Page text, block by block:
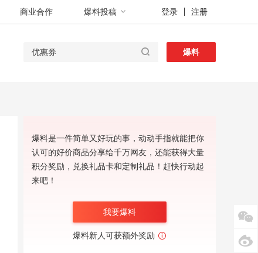
商业合作 爆料投稿 登录 注册
爆料
爆料是一件简单又好玩的事，动动手指就能把你
认可的好价商品分享给千万网友，还能获得大量
积分奖励，兑换礼品卡和定制礼品！赶快行动起
来吧！
我要爆料
爆料新人可获额外奖励